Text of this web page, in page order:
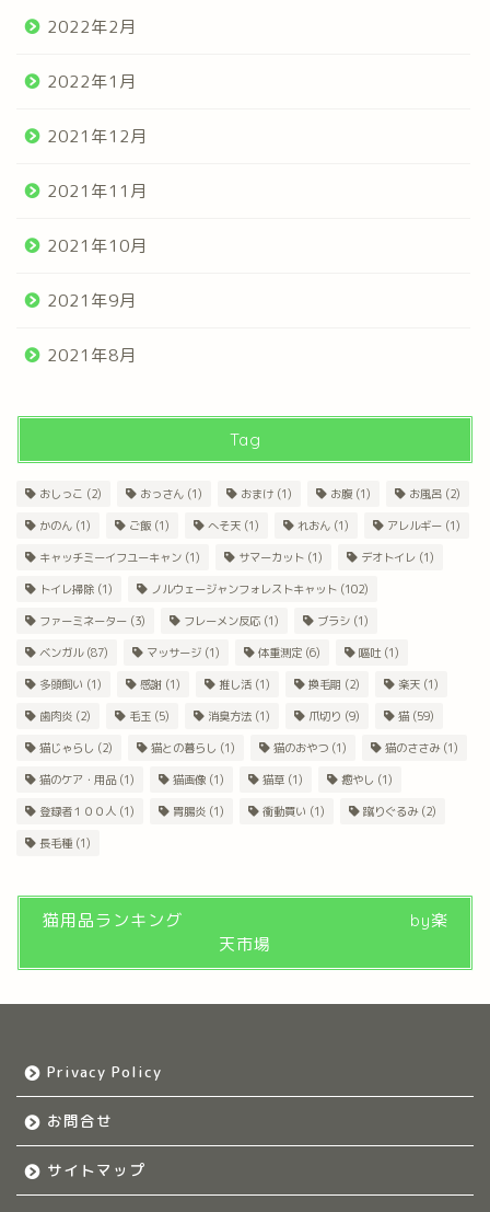
2022年2月
2022年1月
2021年12月
2021年11月
2021年10月
2021年9月
2021年8月
Tag
おしっこ (2) おっさん (1) おまけ (1) お腹 (1) お風呂 (2)
かのん (1) ご飯 (1) へそ天 (1) れおん (1) アレルギー (1)
キャッチミーイフユーキャン (1) サマーカット (1) デオトイレ (1)
トイレ掃除 (1) ノルウェージャンフォレストキャット (102)
ファーミネーター (3) フレーメン反応 (1) ブラシ (1)
ベンガル(87) マッサージ (1) 体重測定 (6) 嘔吐 (1)
多頭飼い (1) 感謝 (1) 推し活 (1) 換毛期 (2) 楽天 (1)
歯肉炎 (2) 毛玉 (5) 消臭方法 (1) 爪切り (9) 猫 (59)
猫じゃらし (2) 猫との暮らし (1) 猫のおやつ (1) 猫のささみ (1)
猫のケア・用品(1) 猫画像 (1) 猫草 (1) 癒やし (1)
登録者１００人 (1) 胃腸炎 (1) 衝動買い (1) 蹴りぐるみ (2)
長毛種 (1)
猫用品ランキング by楽
天市場
Privacy Policy
お問合せ
サイトマップ